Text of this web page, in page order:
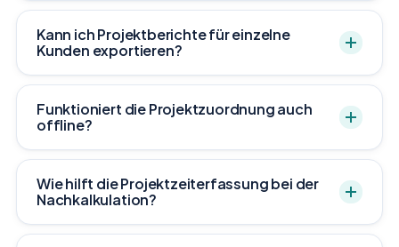
Kann ich Projektberichte für einzelne
Kunden exportieren?
Funktioniert die Projektzuordnung auch
offline?
Wie hilft die Projektzeiterfassung bei der
Nachkalkulation?